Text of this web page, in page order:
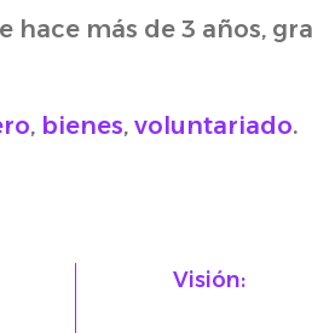
hace más de 3 años,
, bienes, voluntariado.
Visión: